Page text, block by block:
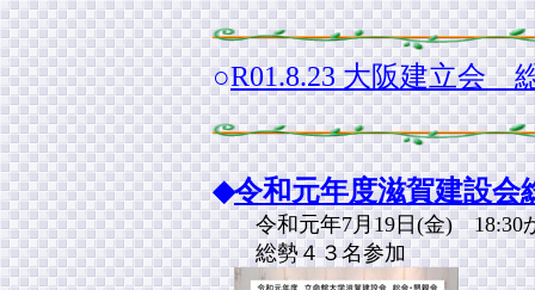
○R01.8.23 大阪建立会
◆令和元年度滋賀建設会
令和元年7月19日(金) 18:30
総勢４３名参加